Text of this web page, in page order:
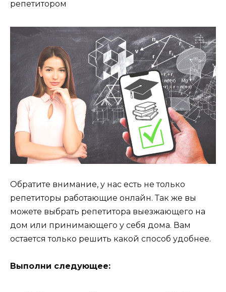
репетитором
Обратите внимание, у нас есть не только
репетиторы работающие онлайн. Так же вы
можете выбрать репетитора выезжающего на
дом или принимающего у себя дома. Вам
остается только решить какой способ удобнее.
Выполни следующее: